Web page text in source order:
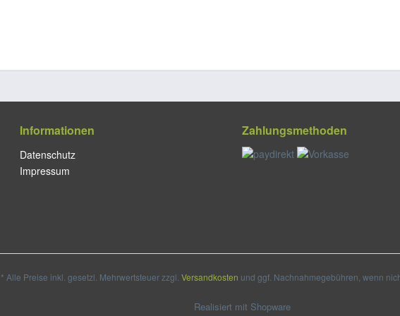
Informationen
Datenschutz
Impressum
Zahlungsmethoden
* Alle Preise inkl. gesetzl. Mehrwertsteuer zzgl. Versandkosten und ggf. Nachnahmegebühren, wenn
Realisiert mit Shopware